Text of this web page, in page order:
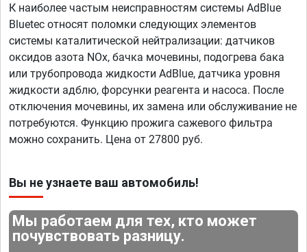
К наиболее частым неисправностям системы AdBlue
Bluetec относят поломки следующих элементов
системы каталитической нейтрализации: датчиков
оксидов азота NOx, бачка мочевины, подогрева бака
или трубопровода жидкости AdBlue, датчика уровня
жидкости адблю, форсунки реагента и насоса. После
отключения мочевины, их замена или обслуживание не
потребуются. Функцию прожига сажевого фильтра
можно сохранить. Цена от 27800 руб.
Вы не узнаете ваш автомобиль!
Мы работаем для тех, кто может
почувствовать разницу.